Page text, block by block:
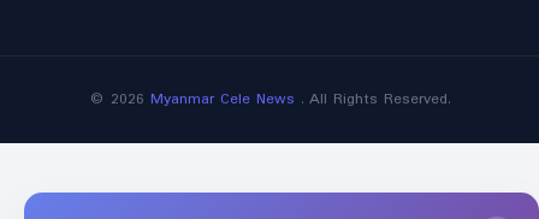
© 2026 Myanmar Cele News . All Rights Reserved.